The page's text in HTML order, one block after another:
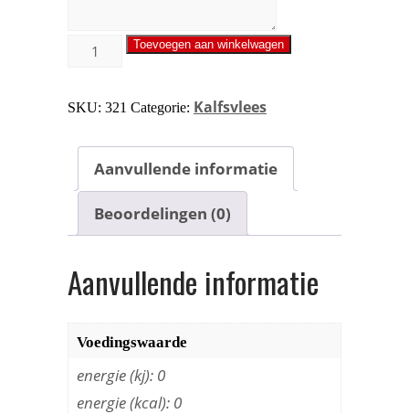
Toevoegen aan winkelwagen
SKU: 321 Categorie: Kalfsvlees
Aanvullende informatie
Beoordelingen (0)
Aanvullende informatie
Voedingswaarde
energie (kj): 0
energie (kcal): 0